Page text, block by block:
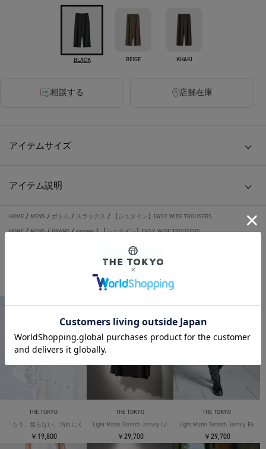
BLACK BEIGE KHAKI
相談する 店舗在庫
アイテムサイズ
アイテム説明
HOME / MENS / ボトム / スラックス /
【シュタイン】EASY WIDE TROUSERS
HOME /MENS /BRAND /ssstein /【シュタイン】EASY WIDE TROUSERS
THE TOKYO ORIGINAL ITEMS
THE TOKYO
「もう、焦らない。汚れにくい」SOLOTEX Jersey S/S T-Shirts
￥19,800
THE TOKYO
Light Matte Stretch Jersey L/S Shirt
￥29,700
THE TOKYO
Light Matte Stretch Jersey Easy
￥29,700